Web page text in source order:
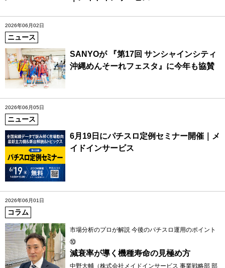
2026年06月02日
ニュース
SANYOが 『第17回 サンシャインシティ
沖縄めんそーれフェスタ』に今年も協賛
2026年06月05日
ニュース
6月19日にパチスロ定例セミナー開催｜メ
イドインサービス
2026年06月01日
コラム
市場分析のプロが解説 今後のパチスロ運用のポイント
⑩
減衰率が導く機種寿命の見極め方
中野大輔（株式会社メイドインサービス 事業戦略部 部